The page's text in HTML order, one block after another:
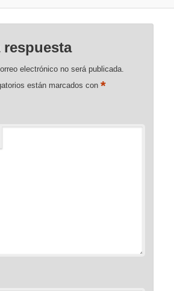
respuesta
electrónico no será publicada.
están marcados con*